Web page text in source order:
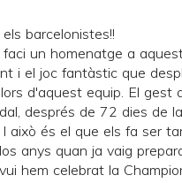
barcelonistes!!
un homenatge a
i el joc fantàstic que
d'aquest equip. El gest
després de 72 dies de
això és el que els fa ser
anys quan ja vaig
hem celebrat la